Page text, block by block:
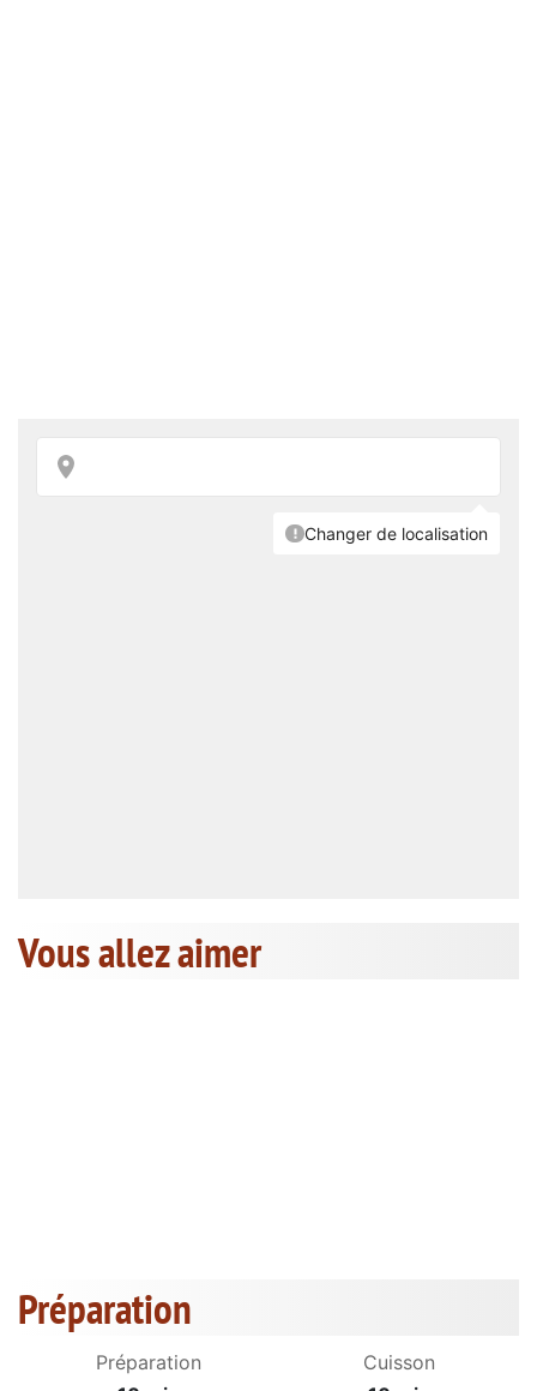
Vous allez aimer
Préparation
Préparation
Cuisson